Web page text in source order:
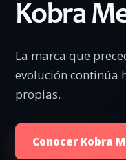
Kobra
La marca que
evolución continúa
propias.
Conocer Kobra